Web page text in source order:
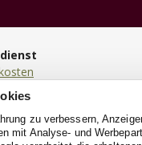
zu verbessern,
mit Analyse- und